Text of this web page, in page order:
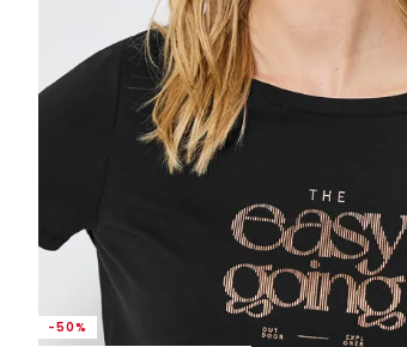
-50%